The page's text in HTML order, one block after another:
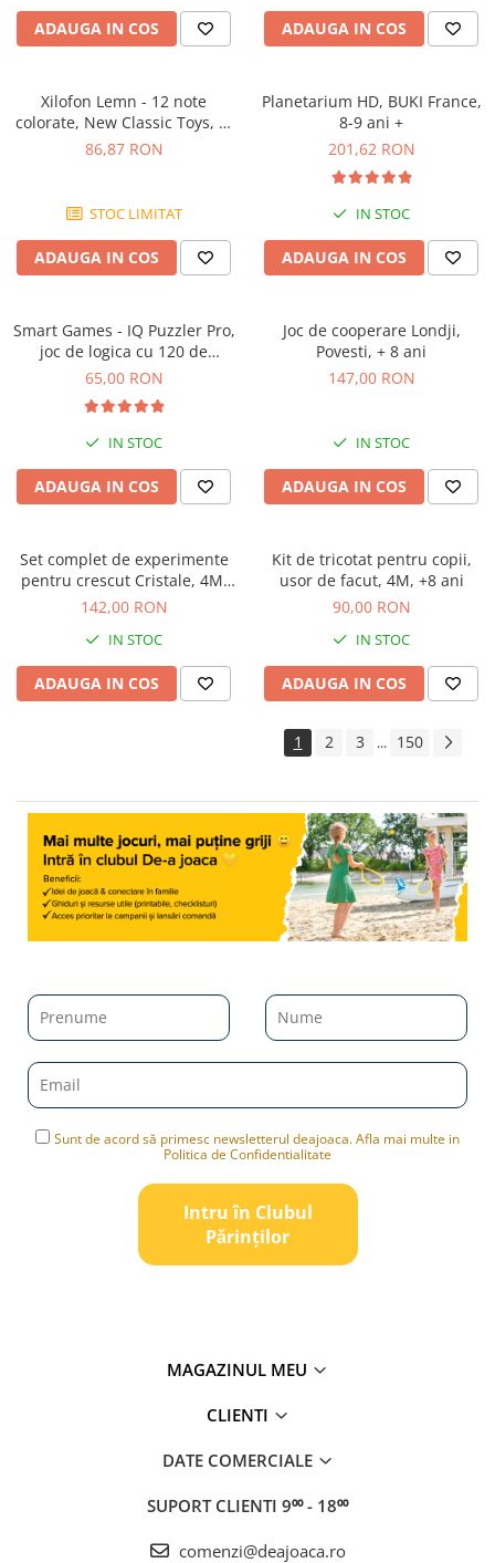
ADAUGA IN COS ADAUGA IN COS
Xilofon Lemn - 12 note
colorate, New Classic Toys, 1-
2 ani +
86,87 RON
STOC LIMITAT
ADAUGA IN COS
Planetarium HD, BUKI France,
8-9 ani +
201,62 RON
IN STOC
ADAUGA IN COS
Smart Games - IQ Puzzler Pro,
joc de logica cu 120 de
provocari, 6+ ani
65,00 RON
IN STOC
ADAUGA IN COS
Joc de cooperare Londji,
Povesti, + 8 ani
147,00 RON
IN STOC
ADAUGA IN COS
Set complet de experimente
pentru crescut Cristale, 4M,
+10 ani
142,00 RON
IN STOC
ADAUGA IN COS
Kit de tricotat pentru copii,
usor de facut, 4M, +8 ani
90,00 RON
IN STOC
ADAUGA IN COS
1 2 3 ... 150
Sunt de acord să primesc newsletterul deajoaca. Afla mai multe in
Politica de Confidentialitate
Intru în Clubul
Pǎrinților
MAGAZINUL MEU
CLIENTI
DATE COMERCIALE
SUPORT CLIENTI 9⁰⁰ - 18⁰⁰
comenzi@deajoaca.ro